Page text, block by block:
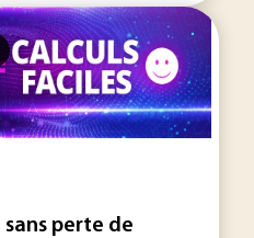
sans perte de